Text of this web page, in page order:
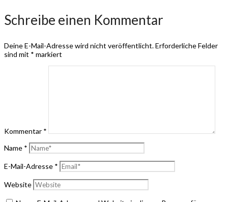
Schreibe einen Kommentar
Deine E-Mail-Adresse wird nicht veröffentlicht.Erforderliche Felder
sind mit * markiert
Kommentar *
Name *
E-Mail-Adresse *
Website